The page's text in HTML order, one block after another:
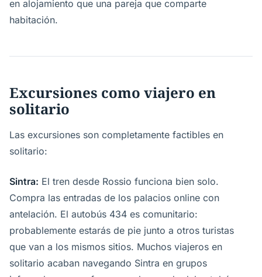
en alojamiento que una pareja que comparte
habitación.
Excursiones como viajero en
solitario
Las excursiones son completamente factibles en
solitario:
Sintra: El tren desde Rossio funciona bien solo.
Compra las entradas de los palacios online con
antelación. El autobús 434 es comunitario:
probablemente estarás de pie junto a otros turistas
que van a los mismos sitios. Muchos viajeros en
solitario acaban navegando Sintra en grupos